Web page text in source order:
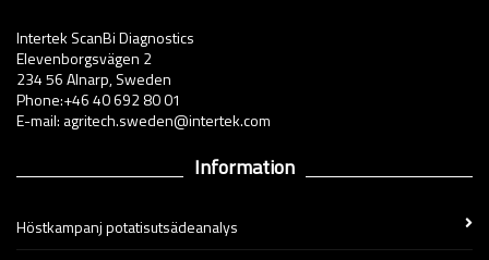
Intertek ScanBi Diagnostics
Elevenborgsvägen 2
234 56 Alnarp, Sweden
Phone:+46 40 692 80 01
E-mail: agritech.sweden@intertek.com
Information
Höstkampanj potatisutsädeanalys